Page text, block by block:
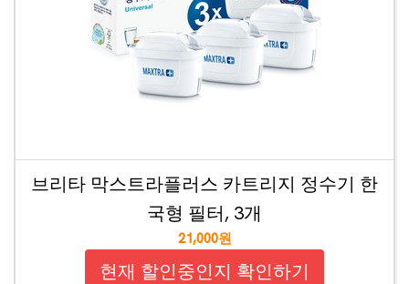
브리타 막스트라플러스 카트리지 정수기 한
국형 필터, 3개
21,000원
현재 할인중인지 확인하기